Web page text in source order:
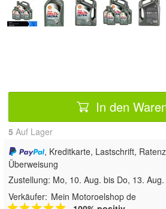
In den
5 Auf Lager
, Kreditkarte, Lastschrift,
Überweisung
Zustellung: Mo, 10. Aug. bis Do, 13. Aug.
Verkäufer: Mein Motoroelshop de